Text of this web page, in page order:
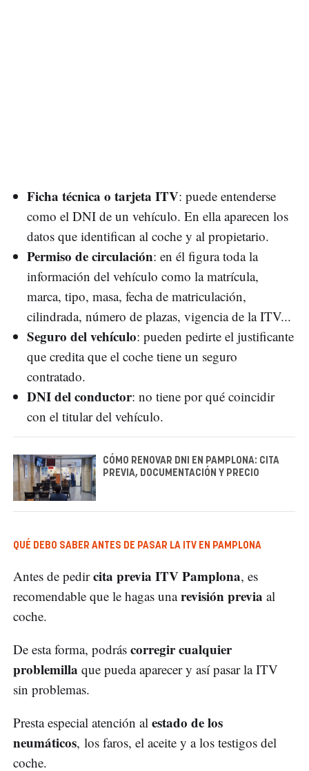
Ficha técnica o tarjeta ITV: puede entenderse
como el DNI de un vehículo. En ella aparecen los
datos que identifican al coche y al propietario.
Permiso de circulación: en él figura toda la
información del vehículo como la matrícula,
marca, tipo, masa, fecha de matriculación,
cilindrada, número de plazas, vigencia de la ITV...
Seguro del vehículo: pueden pedirte el justificante
que credita que el coche tiene un seguro
contratado.
DNI del conductor: no tiene por qué coincidir
con el titular del vehículo.
CÓMO RENOVAR DNI EN PAMPLONA: CITA
PREVIA, DOCUMENTACIÓN Y PRECIO
QUÉ DEBO SABER ANTES DE PASAR LA ITV EN PAMPLONA
Antes de pedircita previa ITV Pamplona, es
recomendable que le hagas unarevisión previa al
coche.
De esta forma, podrás corregir cualquier
problemilla que pueda aparecer y así pasar la ITV
sin problemas.
Presta especial atención al estado de los
neumáticos, los faros, el aceite y a los testigos del
coche.